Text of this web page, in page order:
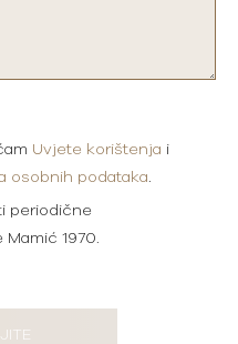
Uvjete korištenja i
osobnih podataka.
periodične
1970.